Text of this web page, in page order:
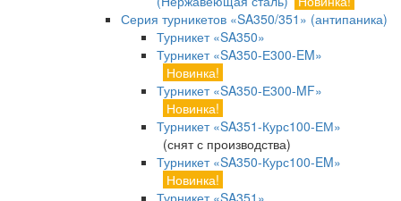
Серия турникетов «SA350/351» (антипаника)
Турникет «SA350»
Турникет «SA350-Е300-EM»
Новинка!
Турникет «SA350-Е300-MF»
Новинка!
Турникет «SA351-Курс100-ЕМ»
(снят с производства)
Турникет «SA350-Курс100-EM»
Новинка!
Турникет «SA351»